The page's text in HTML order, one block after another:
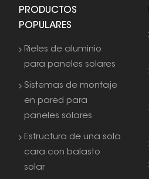
PRODUCTOS
POPULARES
Rieles de aluminio
para paneles solares
Sistemas de montaje
en pared para
paneles solares
Estructura de una sola
cara con balasto
solar